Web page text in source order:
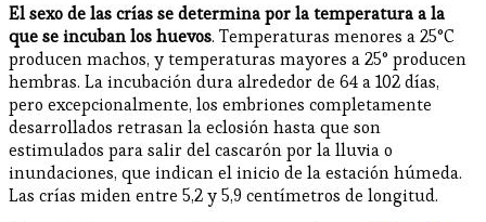
El sexo de las crías se determina por la temperatura a la
que se incuban los huevos. Temperaturas menores a 25°C
producen machos, y temperaturas mayores a 25° producen
hembras. La incubación dura alrededor de 64 a 102 días,
pero excepcionalmente, los embriones completamente
desarrollados retrasan la eclosión hasta que son
estimulados para salir del cascarón por la lluvia o
inundaciones, que indican el inicio de la estación húmeda.
Las crías miden entre 5,2 y 5,9 centímetros de longitud.